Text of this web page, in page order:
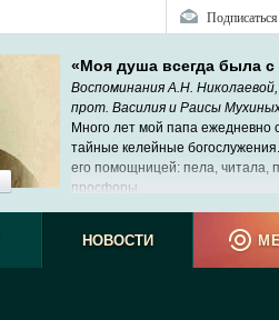
«Моя душа всегда была
Воспоминания А.Н. Николаевой,
прот. Василия и Раисы
Много лет мой папа ежедневно
тайные келейные
его помощницей: пела, читала,
просфоры.
НОВОСТИ